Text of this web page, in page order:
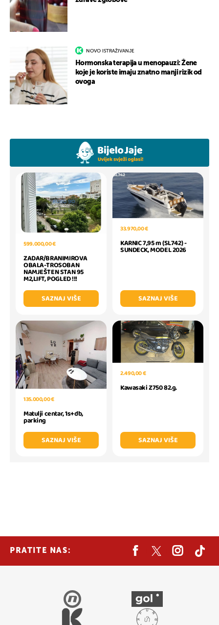
NOVO ISTRAŽIVANJE
Hormonska terapija u menopauzi: Žene
koje je koriste imaju znatno manji rizik od
ovoga
599.000,00 €
ZADAR/BRANIMIROVA
OBALA-TROSOBAN
NAMJEŠTEN STAN 95
M2,LIFT, POGLED !!!
SAZNAJ VIŠE
33.970,00 €
KARNIC 7,95 m (SL742) -
SUNDECK, MODEL 2026
SAZNAJ VIŠE
135.000,00 €
Matulji centar, 1s+db,
parking
SAZNAJ VIŠE
2.490,00 €
Kawasaki Z750 82.g.
SAZNAJ VIŠE
PRATITE NAS: